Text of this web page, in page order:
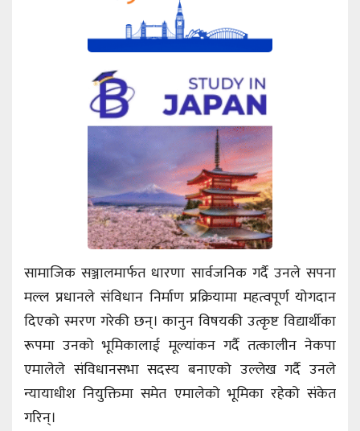
सामाजिक सञ्जालमार्फत धारणा सार्वजनिक गर्दै उनले सपना
मल्ल प्रधानले संविधान निर्माण प्रक्रियामा महत्वपूर्ण योगदान
दिएको स्मरण गरेकी छन्। कानुन विषयकी उत्कृष्ट विद्यार्थीका
रूपमा उनको भूमिकालाई मूल्यांकन गर्दै तत्कालीन नेकपा
एमालेले संविधानसभा सदस्य बनाएको उल्लेख गर्दै उनले
न्यायाधीश नियुक्तिमा समेत एमालेको भूमिका रहेको संकेत
गरिन्।